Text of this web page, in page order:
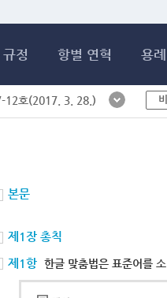
정 항별 연혁 용
12호(2017. 3. 28.)
본문
제1장 총칙
제1항 한글 맞춤법은 표준어를